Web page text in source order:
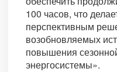
100 часов, что
перспективным
возобновляемых
повышения
энергосистемы».